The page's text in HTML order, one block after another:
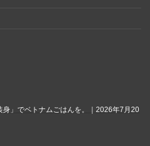
」でベトナムごはんを。｜2026年7月20